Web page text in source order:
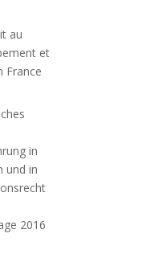
au
et
France
in
und in
2016